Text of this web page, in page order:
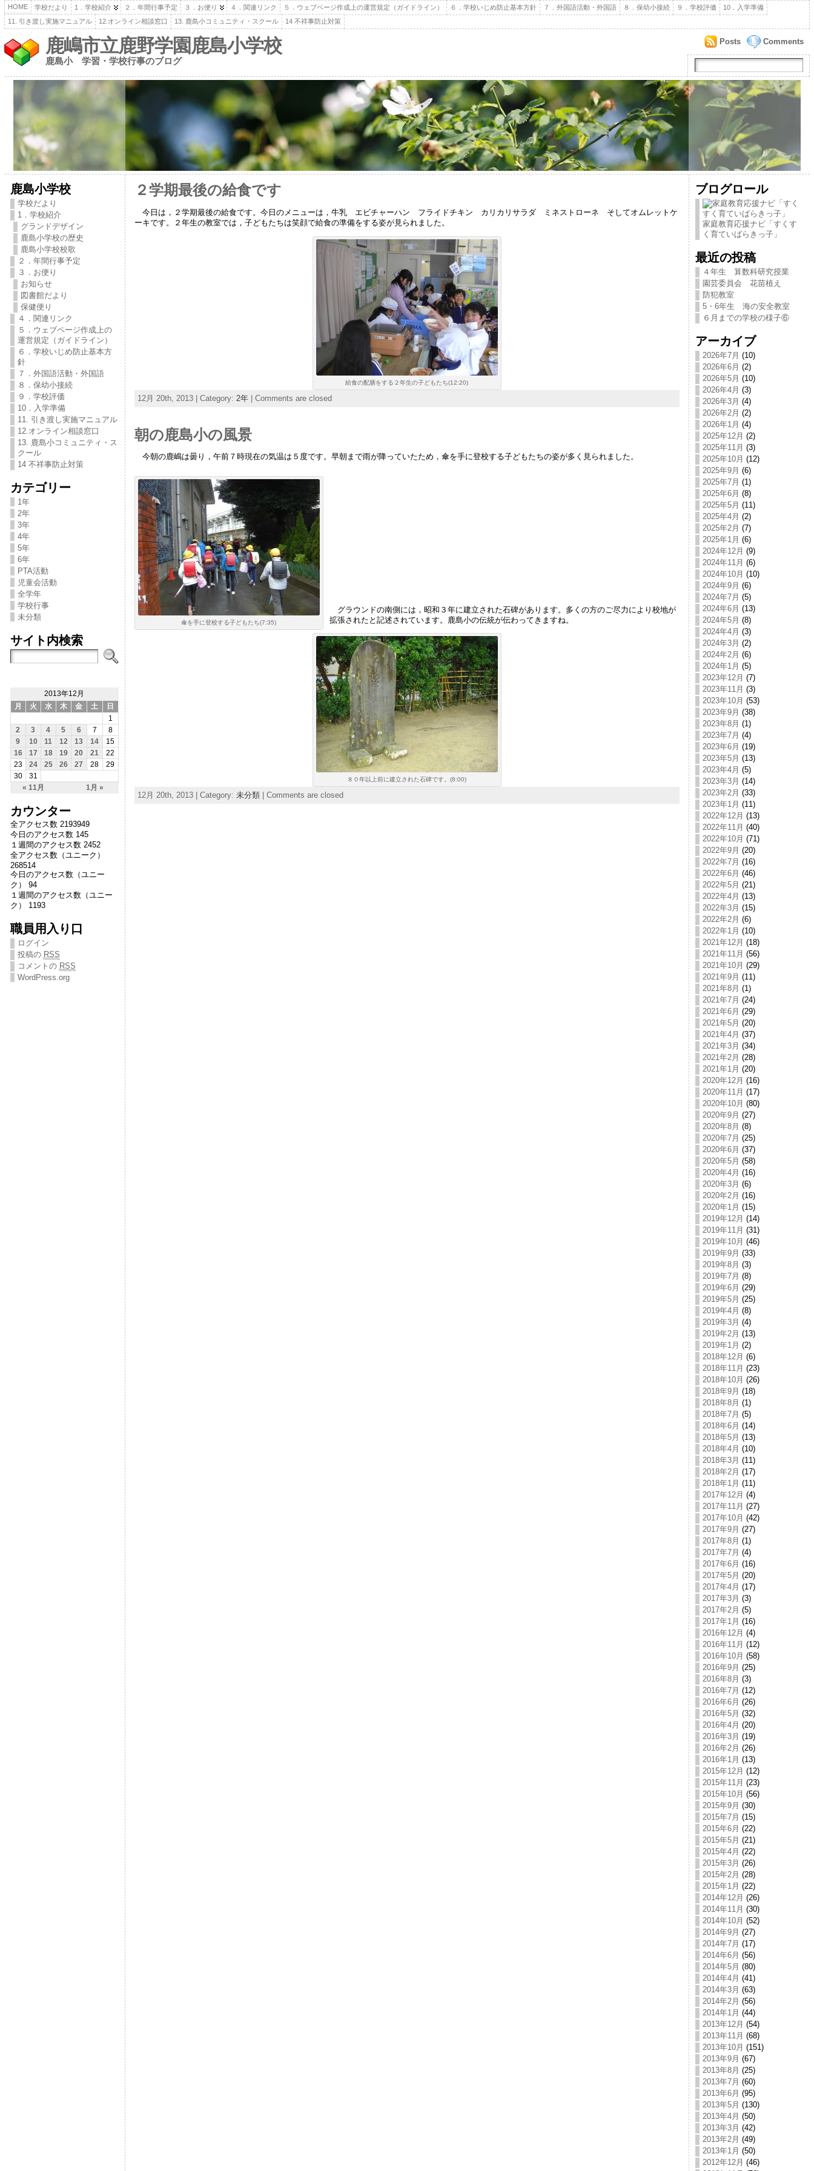
HOME 学校だより 1．学校紹介 ２．年間行事予定 ３．お便り ４．関連リンク ５．ウェブページ作成上の運営規定（ガイドライン） ６．学校いじめ防止基本方針 ７．外国語活動・外国語 ８．保幼小接続 ９．学校評価
10．入学準備
11. 引き渡し実施マニュアル
12.オンライン相談窓口 13. 鹿島小コミュニティ・スクール 14 不祥事防止対策
鹿嶋市立鹿野学園鹿島小学校
鹿島小 学習・学校行事のブログ
Comments
Posts
鹿島小学校
学校だより
1．学校紹介
グランドデザイン
鹿島小学校の歴史
鹿島小学校校歌
２．年間行事予定
３．お便り
お知らせ
図書館だより
保健便り
４．関連リンク
５．ウェブページ作成上の
運営規定（ガイドライン）
６．学校いじめ防止基本方
針
７．外国語活動・外国語
８．保幼小接続
９．学校評価
10．入学準備
11. 引き渡し実施マニュアル
12.オンライン相談窓口
13. 鹿島小コミュニティ・ス
クール
14 不祥事防止対策
カテゴリー
1年
2年
3年
4年
5年
6年
PTA活動
児童会活動
全学年
学校行事
未分類
サイト内検索
2013年12月
月
火 水 木 金 土 日
« 11月 1月 »
1
2
3 4 5 6 7
8
9
10 11 12 13 14
15
16
17 18 19 20 21
22
23
24 25 26 27 28
29
30
31
カウンター
全アクセス数 2193949
今日のアクセス数 145
１週間のアクセス数 2452
全アクセス数（ユニーク）
268514
今日のアクセス数（ユニー
ク） 94
１週間のアクセス数（ユニー
ク） 1193
職員用入り口
ログイン
投稿の RSS
コメントの RSS
WordPress.org
２学期最後の給食です
今日は，２学期最後の給食です。今日のメニューは，牛乳 エビチャーハン フライドチキン カリカリサラダ ミネストローネ そしてオムレットケ
ーキです。２年生の教室では，子どもたちは笑顔で給食の準備をする姿が見られました。
給食の配膳をする２年生の子どもたち(12:20)
12月 20th, 2013 | Category: 2年| Comments are closed
朝の鹿島小の風景
今朝の鹿嶋は曇り，午前７時現在の気温は５度です。早朝まで雨が降っていたため，傘を手に登校する子どもたちの姿が多く見られました。
傘を手に登校する子どもたち(7:35)
グラウンドの南側には，昭和３年に建立された石碑があります。多くの方のご尽力により校地が
拡張されたと記述されています。鹿島小の伝統が伝わってきますね。
８０年以上前に建立された石碑です。(8:00)
12月 20th, 2013 | Category: 未分類| Comments are closed
ブログロール
家庭教育応援ナビ「すくす
く育ていばらきっ子」
最近の投稿
４年生 算数科研究授業
園芸委員会 花苗植え
防犯教室
5・6年生 海の安全教室
６月までの学校の様子⑥
アーカイブ
2026年7月 (10)
2026年6月 (2)
2026年5月 (10)
2026年4月 (3)
2026年3月 (4)
2026年2月 (2)
2026年1月 (4)
2025年12月 (2)
2025年11月 (3)
2025年10月 (12)
2025年9月 (6)
2025年7月 (1)
2025年6月 (8)
2025年5月 (11)
2025年4月 (2)
2025年2月 (7)
2025年1月 (6)
2024年12月 (9)
2024年11月 (6)
2024年10月 (10)
2024年9月 (6)
2024年7月 (5)
2024年6月 (13)
2024年5月 (8)
2024年4月 (3)
2024年3月 (2)
2024年2月 (6)
2024年1月 (5)
2023年12月 (7)
2023年11月 (3)
2023年10月 (53)
2023年9月 (38)
2023年8月 (1)
2023年7月 (4)
2023年6月 (19)
2023年5月 (13)
2023年4月 (5)
2023年3月 (14)
2023年2月 (33)
2023年1月 (11)
2022年12月 (13)
2022年11月 (40)
2022年10月 (71)
2022年9月 (20)
2022年7月 (16)
2022年6月 (46)
2022年5月 (21)
2022年4月 (13)
2022年3月 (15)
2022年2月 (6)
2022年1月 (10)
2021年12月 (18)
2021年11月 (56)
2021年10月 (29)
2021年9月 (11)
2021年8月 (1)
2021年7月 (24)
2021年6月 (29)
2021年5月 (20)
2021年4月 (37)
2021年3月 (34)
2021年2月 (28)
2021年1月 (20)
2020年12月 (16)
2020年11月 (17)
2020年10月 (80)
2020年9月 (27)
2020年8月 (8)
2020年7月 (25)
2020年6月 (37)
2020年5月 (58)
2020年4月 (16)
2020年3月 (6)
2020年2月 (16)
2020年1月 (15)
2019年12月 (14)
2019年11月 (31)
2019年10月 (46)
2019年9月 (33)
2019年8月 (3)
2019年7月 (8)
2019年6月 (29)
2019年5月 (25)
2019年4月 (8)
2019年3月 (4)
2019年2月 (13)
2019年1月 (2)
2018年12月 (6)
2018年11月 (23)
2018年10月 (26)
2018年9月 (18)
2018年8月 (1)
2018年7月 (5)
2018年6月 (14)
2018年5月 (13)
2018年4月 (10)
2018年3月 (11)
2018年2月 (17)
2018年1月 (11)
2017年12月 (4)
2017年11月 (27)
2017年10月 (42)
2017年9月 (27)
2017年8月 (1)
2017年7月 (4)
2017年6月 (16)
2017年5月 (20)
2017年4月 (17)
2017年3月 (3)
2017年2月 (5)
2017年1月 (16)
2016年12月 (4)
2016年11月 (12)
2016年10月 (58)
2016年9月 (25)
2016年8月 (3)
2016年7月 (12)
2016年6月 (26)
2016年5月 (32)
2016年4月 (20)
2016年3月 (19)
2016年2月 (26)
2016年1月 (13)
2015年12月 (12)
2015年11月 (23)
2015年10月 (56)
2015年9月 (30)
2015年7月 (15)
2015年6月 (22)
2015年5月 (21)
2015年4月 (22)
2015年3月 (26)
2015年2月 (28)
2015年1月 (22)
2014年12月 (26)
2014年11月 (30)
2014年10月 (52)
2014年9月 (27)
2014年7月 (17)
2014年6月 (56)
2014年5月 (80)
2014年4月 (41)
2014年3月 (63)
2014年2月 (56)
2014年1月 (44)
2013年12月 (54)
2013年11月 (68)
2013年10月 (151)
2013年9月 (67)
2013年8月 (25)
2013年7月 (60)
2013年6月 (95)
2013年5月 (130)
2013年4月 (50)
2013年3月 (42)
2013年2月 (49)
2013年1月 (50)
2012年12月 (46)